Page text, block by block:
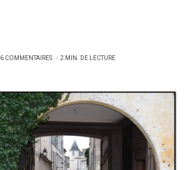
6 COMMENTAIRES 2 MIN. DE LECTURE